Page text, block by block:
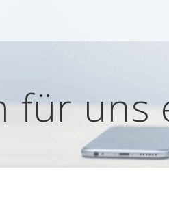
für